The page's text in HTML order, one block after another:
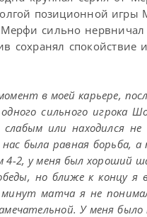
позиционной игры
сильно
сохранял
в моей карьере,
сильного игрока
слабым или находился
была равная борьба,
4-2, у меня был хороший
но ближе к концу я
минут матча я не
У меня было